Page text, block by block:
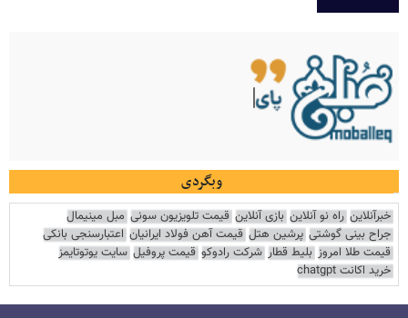
وبگردی
خبرآنلاین راه نو آنلاین بازی آنلاین قیمت تلویزیون سونی مبل مینیمال
جراح بینی گوشتی پرشین هتل قیمت آهن فولاد ایرانیان اعتبارسنجی بانکی
قیمت طلا امروز بلیط قطار شرکت رادوکو قیمت پروفیل سایت یوتوتایمز
خرید اکانت chatgpt